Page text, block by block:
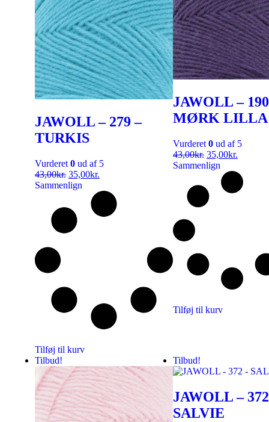
JAWOLL – 279 –
TURKIS
Vurderet 0 ud af 5
43,00kr. 35,00kr.
Sammenlign
Tilføj til kurv
JAWOLL –
MØRK LILLA
Vurderet 0 ud af 5
43,00kr. 35,00kr.
Sammenlign
Tilføj til kurv
Tilbud! Tilbud!
JAWOLL –
SALVIE